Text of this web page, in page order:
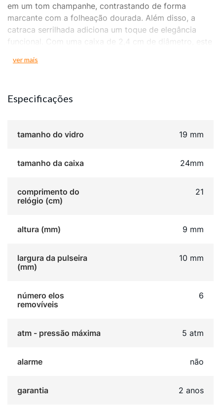
em um tom champanhe, contrastando de forma
marcante com a folheação dourada. Além disso, a
catraca serrilhada adiciona um toque de elegância
funcional. Com uma caixa de 2,4 cm de diâmetro, este
em gomos de aço escovado e polido, conferindo
ver mais
Especificações
tamanho do vidro 19 mm
tamanho da caixa 24mm
comprimento do
relógio (cm)
21
altura (mm) 9 mm
largura da pulseira
(mm)
10 mm
número elos
removíveis
6
atm - pressão máxima 5 atm
alarme não
garantia 2 anos